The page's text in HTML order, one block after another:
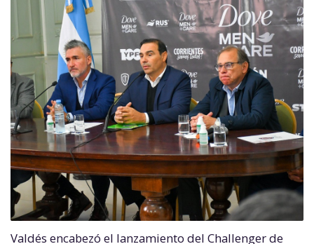
Valdés encabezó el lanzamiento del Challenger de